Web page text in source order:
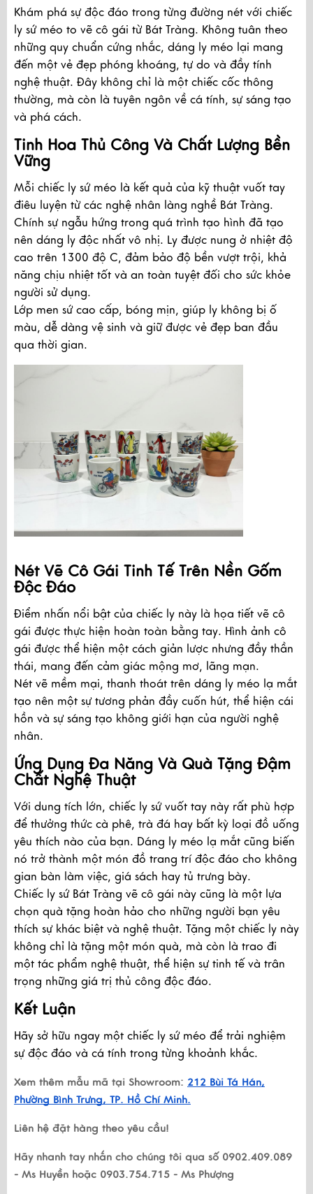
Khám phá sự độc đáo trong từng đường nét với chiếc
ly sứ méo to vẽ cô gái từ Bát Tràng. Không tuân theo
những quy chuẩn cứng nhắc, dáng ly méo lại mang
đến một vẻ đẹp phóng khoáng, tự do và đầy tính
nghệ thuật. Đây không chỉ là một chiếc cốc thông
thường, mà còn là tuyên ngôn về cá tính, sự sáng tạo
và phá cách.
Tinh Hoa Thủ Công Và Chất Lượng Bền
Vững
Mỗi chiếc ly sứ méo là kết quả của kỹ thuật vuốt tay
điêu luyện từ các nghệ nhân làng nghề Bát Tràng.
Chính sự ngẫu hứng trong quá trình tạo hình đã tạo
nên dáng ly độc nhất vô nhị. Ly được nung ở nhiệt độ
cao trên 1300 độ C, đảm bảo độ bền vượt trội, khả
năng chịu nhiệt tốt và an toàn tuyệt đối cho sức khỏe
người sử dụng.
Lớp men sứ cao cấp, bóng mịn, giúp ly không bị ố
màu, dễ dàng vệ sinh và giữ được vẻ đẹp ban đầu
qua thời gian.
Nét Vẽ Cô Gái Tinh Tế Trên Nền Gốm
Độc Đáo
Điểm nhấn nổi bật của chiếc ly này là họa tiết vẽ cô
gái được thực hiện hoàn toàn bằng tay. Hình ảnh cô
gái được thể hiện một cách giản lược nhưng đầy thần
thái, mang đến cảm giác mộng mơ, lãng mạn.
Nét vẽ mềm mại, thanh thoát trên dáng ly méo lạ mắt
tạo nên một sự tương phản đầy cuốn hút, thể hiện cái
hồn và sự sáng tạo không giới hạn của người nghệ
nhân.
Ứng Dụng Đa Năng Và Quà Tặng Đậm
Chất Nghệ Thuật
Với dung tích lớn, chiếc ly sứ vuốt tay này rất phù hợp
để thưởng thức cà phê, trà đá hay bất kỳ loại đồ uống
yêu thích nào của bạn. Dáng ly méo lạ mắt cũng biến
nó trở thành một món đồ trang trí độc đáo cho không
gian bàn làm việc, giá sách hay tủ trưng bày.
Chiếc ly sứ Bát Tràng vẽ cô gái này cũng là một lựa
chọn quà tặng hoàn hảo cho những người bạn yêu
thích sự khác biệt và nghệ thuật. Tặng một chiếc ly này
không chỉ là tặng một món quà, mà còn là trao đi
một tác phẩm nghệ thuật, thể hiện sự tinh tế và trân
trọng những giá trị thủ công độc đáo.
Kết Luận
Hãy sở hữu ngay một chiếc ly sứ méo để trải nghiệm
sự độc đáo và cá tính trong từng khoảnh khắc.
Xem thêm mẫu mã tại Showroom: 212 Bùi Tá Hán,
Phường Bình Trưng, TP. Hồ Chí Minh.
Liên hệ đặt hàng theo yêu cầu!
Hãy nhanh tay nhắn cho chúng tôi qua số 0902.409.089
- Ms Huyền hoặc 0903.754.715 - Ms Phượng